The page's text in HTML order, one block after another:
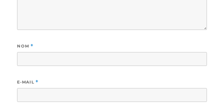
NOM *
E-MAIL *